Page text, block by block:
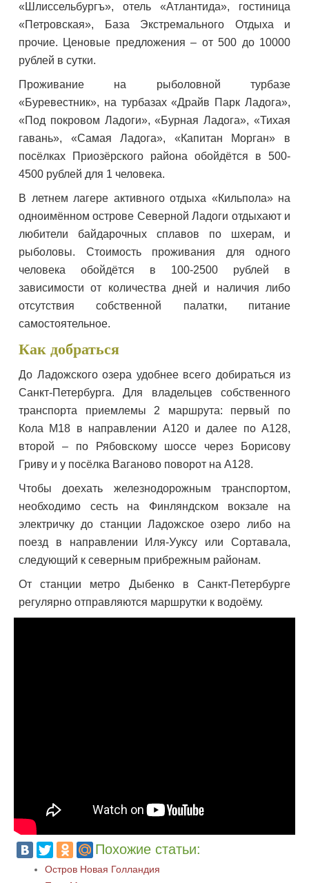
«Шлиссельбургъ», отель «Атлантида», гостиница
«Петровская», База Экстремального Отдыха и
прочие. Ценовые предложения – от 500 до 10000
рублей в сутки.
Проживание на рыболовной турбазе
«Буревестник», на турбазах «Драйв Парк Ладога»,
«Под покровом Ладоги», «Бурная Ладога», «Тихая
гавань», «Самая Ладога», «Капитан Морган» в
посёлках Приозёрского района обойдётся в 500-
4500 рублей для 1 человека.
В летнем лагере активного отдыха «Кильпола» на
одноимённом острове Северной Ладоги отдыхают и
любители байдарочных сплавов по шхерам, и
рыболовы. Стоимость проживания для одного
человека обойдётся в 100-2500 рублей в
зависимости от количества дней и наличия либо
отсутствия собственной палатки, питание
самостоятельное.
Как добраться
До Ладожского озера удобнее всего добираться из
Санкт-Петербурга. Для владельцев собственного
транспорта приемлемы 2 маршрута: первый по
Кола М18 в направлении А120 и далее по А128,
второй – по Рябовскому шоссе через Борисову
Гриву и у посёлка Ваганово поворот на А128.
Чтобы доехать железнодорожным транспортом,
необходимо сесть на Финляндском вокзале на
электричку до станции Ладожское озеро либо на
поезд в направлении Иля-Ууксу или Сортавала,
следующий к северным прибрежным районам.
От станции метро Дыбенко в Санкт-Петербурге
регулярно отправляются маршрутки к водоёму.
Похожие статьи:
Остров Новая Голландия